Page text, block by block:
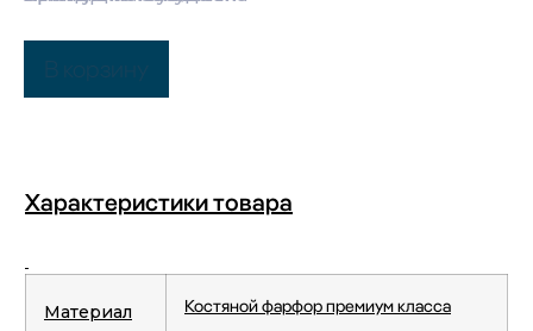
Характеристики товара
Материал Костяной фарфор премиум класса